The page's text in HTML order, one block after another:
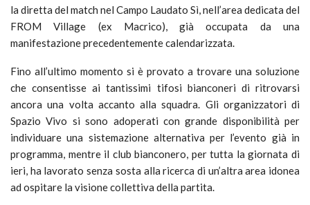
la diretta del match nel Campo Laudato Sì, nell’area dedicata del
FROM Village (ex Macrico), già occupata da una
manifestazione precedentemente calendarizzata.
Fino all’ultimo momento si è provato a trovare una soluzione
che consentisse ai tantissimi tifosi bianconeri di ritrovarsi
ancora una volta accanto alla squadra. Gli organizzatori di
Spazio Vivo si sono adoperati con grande disponibilità per
individuare una sistemazione alternativa per l’evento già in
programma, mentre il club bianconero, per tutta la giornata di
ieri, ha lavorato senza sosta alla ricerca di un’altra area idonea
ad ospitare la visione collettiva della partita.